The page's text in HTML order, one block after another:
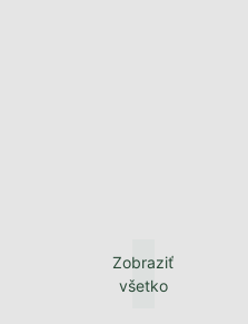
Zobraziť
všetko